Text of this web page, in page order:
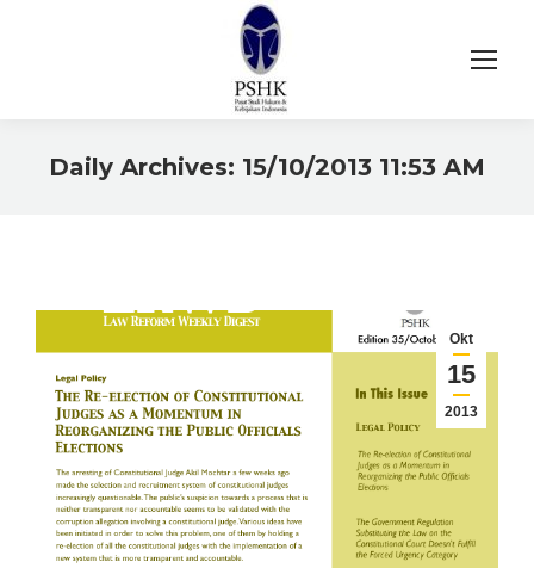
Daily Archives: 15/10/2013 11:53 AM
Okt
15
2013